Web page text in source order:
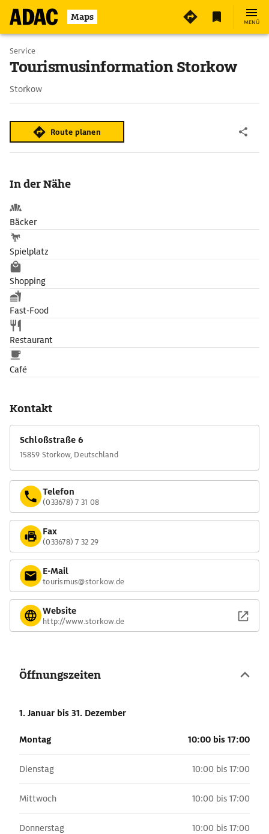
Maps MENÜ
Service
Tourismusinformation Storkow
Storkow
Route planen
In der Nähe
Bäcker
Spielplatz
Shopping
Fast-Food
Restaurant
Café
Kontakt
Schloßstraße 6
15859 Storkow, Deutschland
Telefon
(033678) 7 31 08
Fax
(033678) 7 32 29
E-Mail
tourismus@storkow.de
Website
http://www.storkow.de
Öffnungszeiten
1. Januar bis 31. Dezember
Montag 10:00 bis 17:00
Dienstag 10:00 bis 17:00
Mittwoch 10:00 bis 17:00
Donnerstag 10:00 bis 17:00